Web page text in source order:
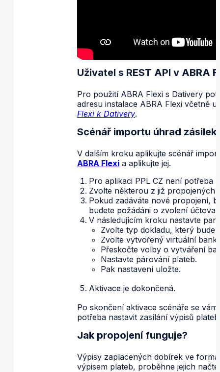
Uživatel s REST API v ABRA
Pro použití ABRA Flexi s Dativery
adresu instalace ABRA Flexi včetně
Flexi k Dativery.
Scénář importu úhrad zásilek
V dalším kroku aplikujte scénář
ABRA Flexi a aplikujte jej.
Pro aplikaci PPL CZ není potřeba
Zvolte některou z již propojených
Pokud zadáváte nové propojení,
budete požádáni o zvolení
V následujícím kroku nastavte
Zvolte typ dokladu, který
Zvolte vytvořený virtuální
Přeskočte volby o vytváření
Nastavte párování plateb.
Pak nastavení uložte.
Aktivace je dokončená.
Po skončení aktivace scénáře se
potřeba nastavit zasílání výpisů
Jak propojení funguje?
Výpisy zaplacených dobírek ve
výpisem plateb, proběhne jejich